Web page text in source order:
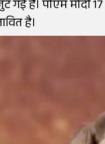
गई है। पीएम मोदी
है।